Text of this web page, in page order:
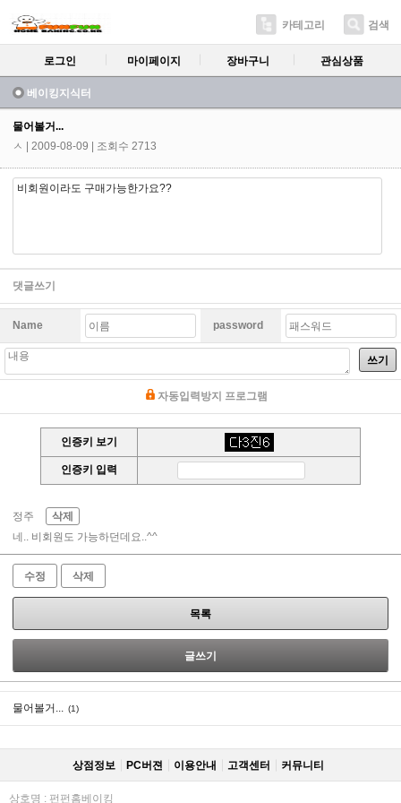
카테고리 검색
로그인 마이페이지 장바구니 관심상품
베이킹지식터
물어볼거...
ㅅ
| 2009-08-09 | 조회수 2713
비회원이라도 구매가능한가요??
댓글쓰기
Name password
쓰기
자동입력방지 프로그램
인증키 보기
인증키 입력
정주
삭제
네.. 비회원도 가능하던데요..^^
수정 삭제
목록
글쓰기
물어볼거... (1)
상점정보 PC버젼 이용안내 고객센터 커뮤니티
상호명 : 펀펀홈베이킹